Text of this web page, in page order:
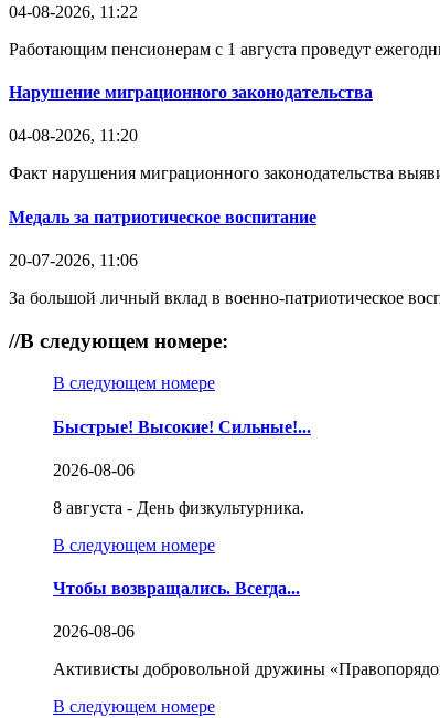
04-08-2026, 11:22
Работающим пенсионерам с 1 августа проведут
Нарушение миграционного законодательства
04-08-2026, 11:20
Факт нарушения миграционного законодательства
Медаль за патриотическое воспитание
20-07-2026, 11:06
За большой личный вклад в военно-патриотическое
//В следующем номере:
В следующем номере
Быстрые! Высокие! Сильные!...
2026-08-06
8 августа - День физкультурника.
В следующем номере
Чтобы возвращались. Всегда...
2026-08-06
Активисты добровольной дружины
В следующем номере